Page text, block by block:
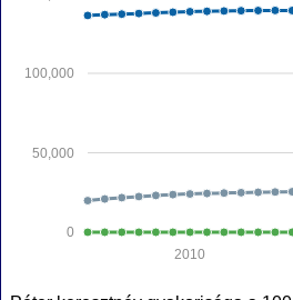
0
50,000
100,000
2010